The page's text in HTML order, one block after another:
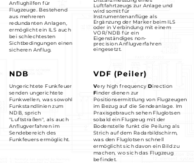
Anflughilfen für
Flugzeuge. Bestehend
aus mehreren
redundanten Anlagen,
ermöglicht ein ILS auch
bei schlechtesten
Sichtbedingungen einen
sicheren Anflug.
Luftfahrtzeugs zur Anlage und
wird somit für
Instrumentenanflüge als
Ergänzung der Marker beim ILS
oder in Verbindung mit einem
VOR/NDB für ein
Eigenständiges non-
precision Anflugverfahren
eingesetzt.
NDB
Ungerichtete Funkfeuer
senden ungerichtete
Funkwellen, was sowohl
Funkstandlinien zum
NDB, sprich
"Luftstraßen", als auch
Anflugverfahren im
Sendebereich des
Funkfeuers ermöglicht.
VDF (Peiler)
Very high frequencyDirection
Finder dienen zur
Positionsermittlung von Flugzeugen
im Bezug auf die Sendeanlage. Im
Praxisgebrauch sehen Fluglotsen
sobald ein Flugzeug mit der
Bodenstelle funkt die Peilung als
Strich auf dem Radarbildschirm,
was den Fluglotsen schnell
ermöglicht sich davon ein Bild zu
machen, wo sich das Flugzeug
befindet.